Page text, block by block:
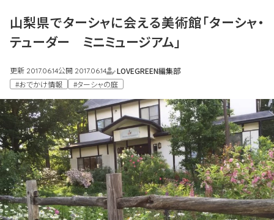
山梨県でターシャに会える美術館「ターシャ・
テューダー ミニミュージアム」
更新 2017.06.14公開 2017.06.14
LOVEGREEN編集部
#おでかけ情報
#ターシャの庭